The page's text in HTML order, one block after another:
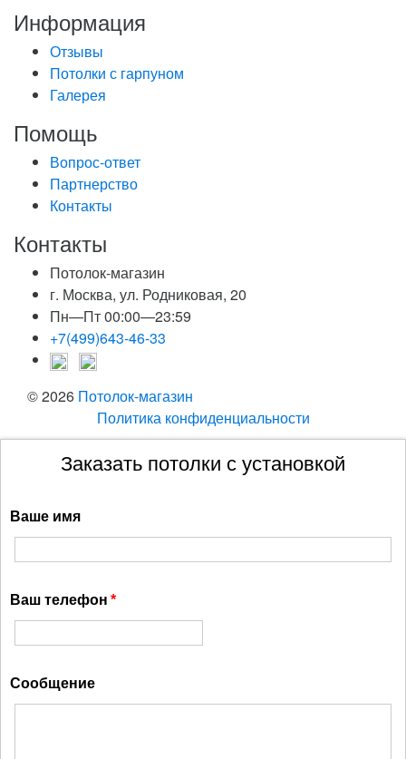
Информация
Отзывы
Потолки с гарпуном
Галерея
Помощь
Вопрос-ответ
Партнерство
Контакты
Контакты
Потолок-магазин
г. Москва, ул. Родниковая, 20
Пн—Пт 00:00—23:59
+7(499)643-46-33
© 2026 Потолок-магазин
Политика конфиденциальности
Заказать потолки с установкой
Ваше имя
Ваш телефон
Сообщение